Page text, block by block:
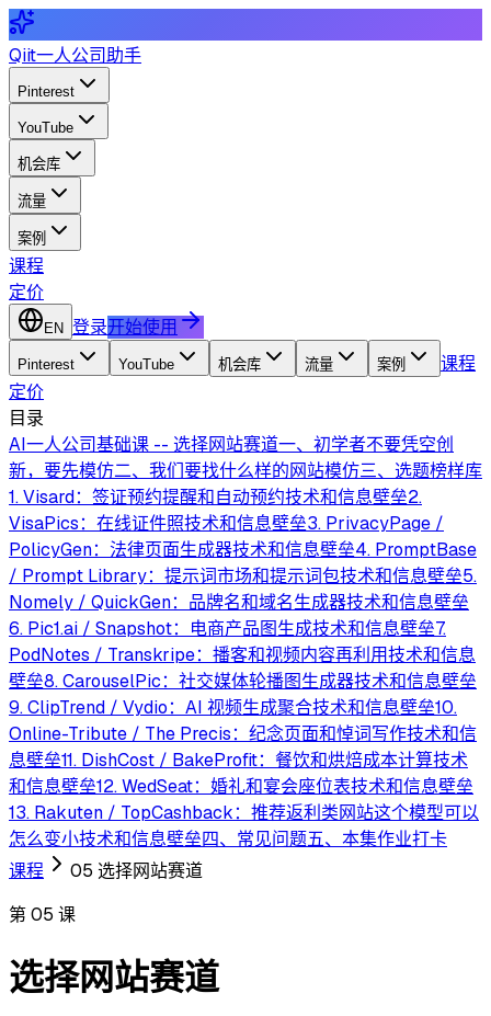
Qiit一人公司助手
Pinterest
YouTube
机会库
流量
案例
课程
定价
EN 登录开始使用
Pinterest YouTube 机会库 流量 案例
课程
定价
目录
AI一人公司基础课 -- 选择网站赛道一、初学者不要凭空创
新，要先模仿二、我们要找什么样的网站模仿三、选题榜样库
1. Visard：签证预约提醒和自动预约技术和信息壁垒2.
VisaPics：在线证件照技术和信息壁垒3. PrivacyPage /
PolicyGen：法律页面生成器技术和信息壁垒4. PromptBase
/ Prompt Library：提示词市场和提示词包技术和信息壁垒5.
Nomely / QuickGen：品牌名和域名生成器技术和信息壁垒
6. Pic1.ai / Snapshot：电商产品图生成技术和信息壁垒7.
PodNotes / Transkripe：播客和视频内容再利用技术和信息
壁垒8. CarouselPic：社交媒体轮播图生成器技术和信息壁垒
9. ClipTrend / Vydio：AI 视频生成聚合技术和信息壁垒10.
Online-Tribute / The Precis：纪念页面和悼词写作技术和信
息壁垒11. DishCost / BakeProfit：餐饮和烘焙成本计算技术
和信息壁垒12. WedSeat：婚礼和宴会座位表技术和信息壁垒
13. Rakuten / TopCashback：推荐返利类网站这个模型可以
怎么变小技术和信息壁垒四、常见问题五、本集作业打卡
课程
05 选择网站赛道
第05 课
选择网站赛道